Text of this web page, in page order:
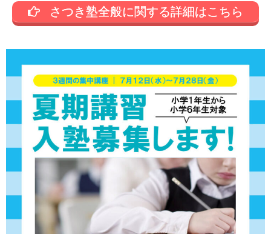
さつき塾全般に関する詳細はこちら